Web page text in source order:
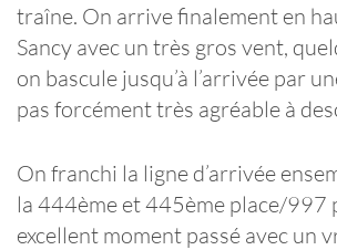
traîne. On arrive finalement en
Sancy avec un très gros vent,
on bascule jusqu’à l’arrivée par
pas forcément très agréable à
On franchi la ligne d’arrivée
la 444ème et 445ème place/997
excellent moment passé avec un